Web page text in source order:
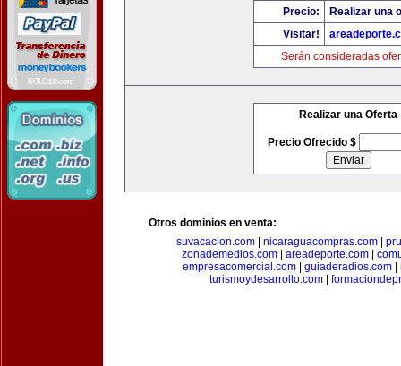
Precio:
Realizar una
Visitar!
Serán consideradas
Realizar una Oferta
Precio Ofrecido $
Otros dominios en venta:
suvacacion.com| nicaraguacompras.com|
zonademedios.com| areadeporte.com|
empresacomercial.com| guiaderadios.com|
turismoydesarrollo.com